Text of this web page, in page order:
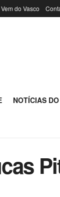
do Vasco
NOTÍCIAS